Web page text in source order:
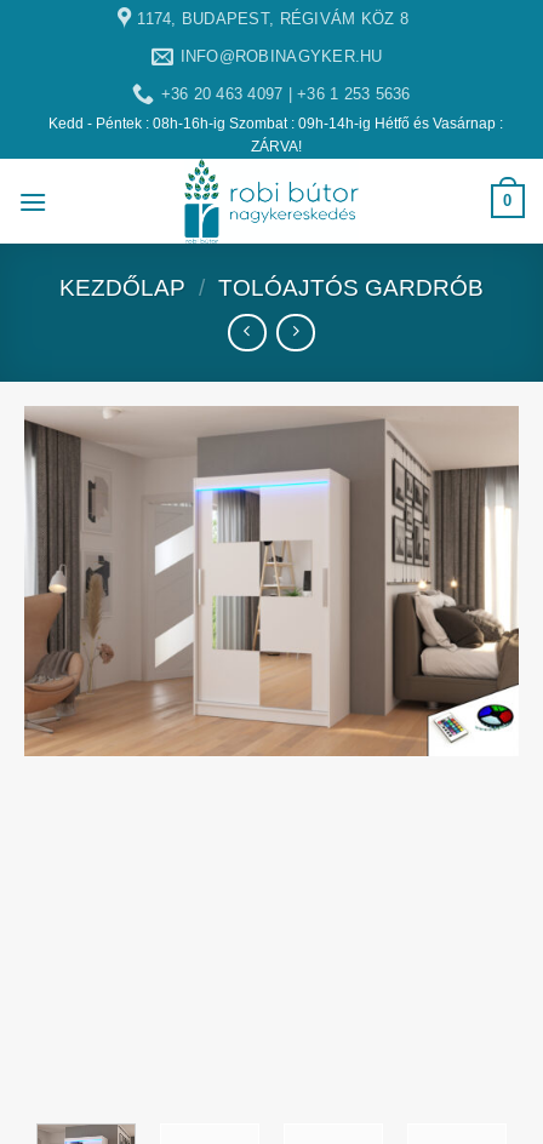
1174, BUDAPEST, RÉGIVÁM KÖZ 8
INFO@ROBINAGYKER.HU
+36 20 463 4097 | +36 1 253 5636
Kedd - Péntek : 08h-16h-ig Szombat : 09h-14h-ig Hétfő és Vasárnap :
ZÁRVA!
0
KEZDŐLAP / TOLÓAJTÓS GARDRÓB